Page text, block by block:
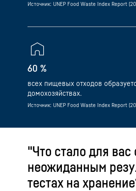
Источник: UNEP Food Waste Index Report
60 %
всех пищевых отходов
домохозяйствах.
Источник: UNEP Food Waste Index Report
"Что стало для
неожиданным
тестах на